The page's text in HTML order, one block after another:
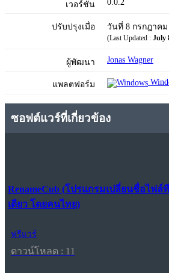
เวอร์ชัน 0.0.2
ปรับปรุงเมื่อ วันที่ 8 กรกฎาคม
(Last Updated : July
ผู้พัฒนา Jonas Wagner
แพลตฟอร์ม
ซอฟต์แวร์ที่เกี่ยวข้อง
RenameCub (โปรแกรมเปลี่ยนชื่อไฟ
เดียว โดยคนไทย)
ฟรีแวร์
ดาวน์โหลด : 11